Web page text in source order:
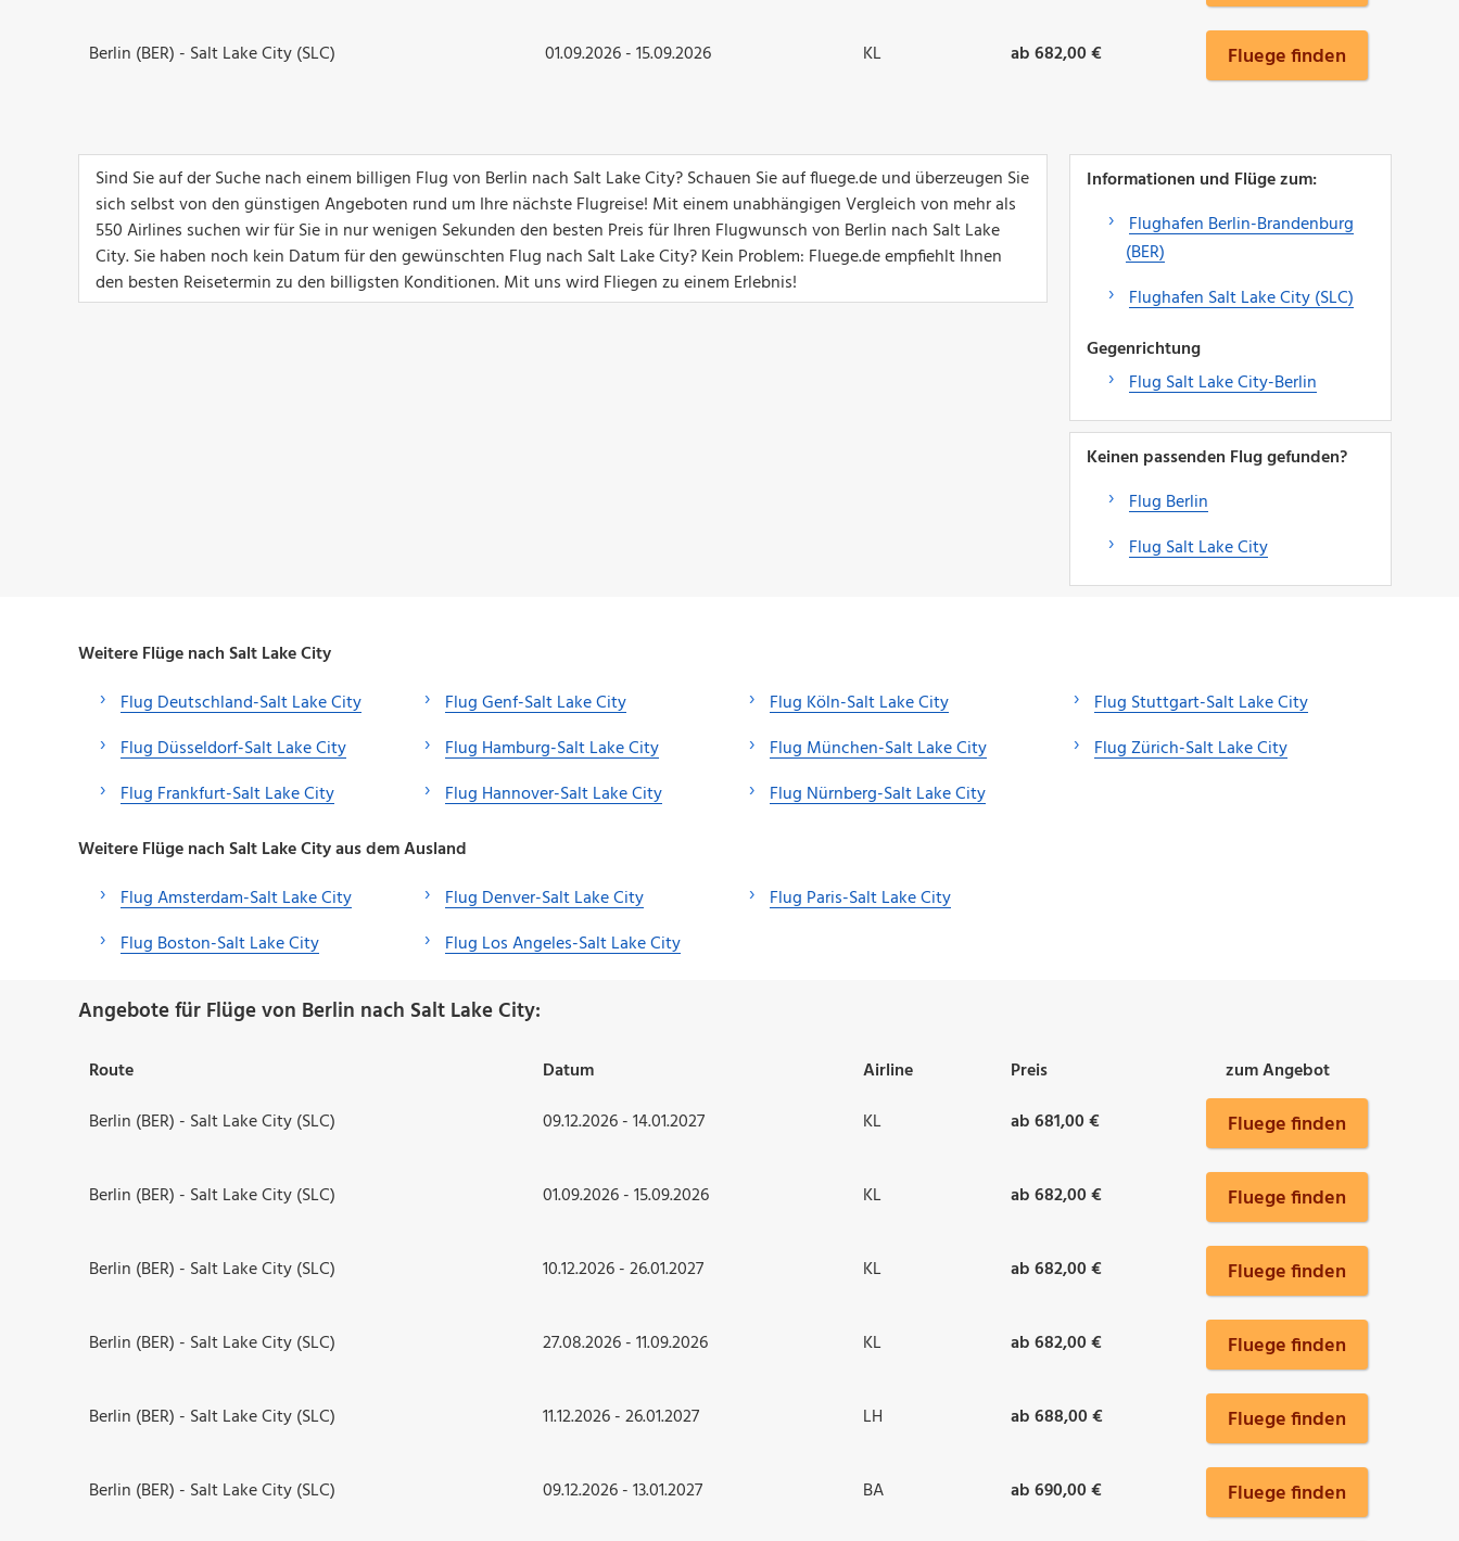
Berlin (BER) - Salt Lake City (SLC) 01.09.2026 - 15.09.2026 KL ab 682,00 € Fluege finden
Sind Sie auf der Suche nach einem billigen Flug von Berlin nach Salt Lake City? Schauen Sie auf fluege.de und überzeugen Sie
sich selbst von den günstigen Angeboten rund um Ihre nächste Flugreise! Mit einem unabhängigen Vergleich von mehr als
550 Airlines suchen wir für Sie in nur wenigen Sekunden den besten Preis für Ihren Flugwunsch von Berlin nach Salt Lake
City. Sie haben noch kein Datum für den gewünschten Flug nach Salt Lake City? Kein Problem: Fluege.de empfiehlt Ihnen
den besten Reisetermin zu den billigsten Konditionen. Mit uns wird Fliegen zu einem Erlebnis!
Informationen und Flüge zum:
Flughafen Berlin-Brandenburg
(BER)
Flughafen Salt Lake City (SLC)
Gegenrichtung
Flug Salt Lake City-Berlin
Keinen passenden Flug gefunden?
Flug Berlin
Flug Salt Lake City
Weitere Flüge nach Salt Lake City
Flug Deutschland-Salt Lake City
Flug Düsseldorf-Salt Lake City
Flug Frankfurt-Salt Lake City
Flug Genf-Salt Lake City
Flug Hamburg-Salt Lake City
Flug Hannover-Salt Lake City
Flug Köln-Salt Lake City
Flug München-Salt Lake City
Flug Nürnberg-Salt Lake City
Flug Stuttgart-Salt Lake City
Flug Zürich-Salt Lake City
Weitere Flüge nach Salt Lake City aus dem Ausland
Flug Amsterdam-Salt Lake City
Flug Boston-Salt Lake City
Flug Denver-Salt Lake City
Flug Los Angeles-Salt Lake City
Flug Paris-Salt Lake City
Angebote für Flüge von Berlin nach Salt Lake City:
Route Datum Airline Preis
zum Angebot
Berlin (BER) - Salt Lake City (SLC)
09.12.2026 - 14.01.2027 KL ab 681,00 € Fluege finden
Berlin (BER) - Salt Lake City (SLC) 01.09.2026 - 15.09.2026 KL ab 682,00 € Fluege finden
Berlin (BER) - Salt Lake City (SLC) 10.12.2026 - 26.01.2027 KL ab 682,00 € Fluege finden
Berlin (BER) - Salt Lake City (SLC) 27.08.2026 - 11.09.2026 KL ab 682,00 € Fluege finden
Berlin (BER) - Salt Lake City (SLC) 11.12.2026 - 26.01.2027 LH ab 688,00 € Fluege finden
Berlin (BER) - Salt Lake City (SLC) 09.12.2026 - 13.01.2027 BA ab 690,00 € Fluege finden